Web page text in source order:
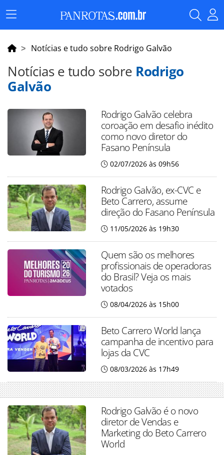
Menu
Principal
Notícias e tudo sobre Rodrigo Galvão
Notícias e tudo sobre Rodrigo
Galvão
Rodrigo Galvão celebra
coroação em desafio inédito
como novo diretor do
Fasano Península
02/07/2026 às 09h56
Rodrigo Galvão, ex-CVC e
Beto Carrero, assume
direção do Fasano Península
11/05/2026 às 19h30
Quem são os melhores
profissionais de operadoras
do Brasil? Veja os mais
votados
08/04/2026 às 15h00
Beto Carrero World lança
campanha de incentivo para
lojas da CVC
08/03/2026 às 17h49
Rodrigo Galvão é o novo
diretor de Vendas e
Marketing do Beto Carrero
World